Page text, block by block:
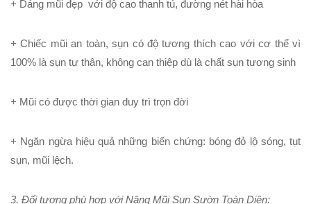
+ Dáng mũi đẹp với độ cao thanh tú, đường nét hài hòa
+ Chiếc mũi an toàn, sụn có độ tương thích cao với cơ thể vì
100% là sụn tự thân, không can thiệp dù là chất sụn tương sinh
+ Mũi có được thời gian duy trì trọn đời
+ Ngăn ngừa hiệu quả những biến chứng: bóng đỏ lộ sóng, tụt
sụn, mũi lệch.
3. Đối tượng phù hợp với Nâng Mũi Sụn Sườn Toàn Diện: